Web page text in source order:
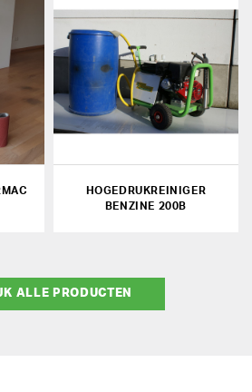
HOGEDRUKREINIGER
BENZINE 200B
ALLE PRODUCTEN